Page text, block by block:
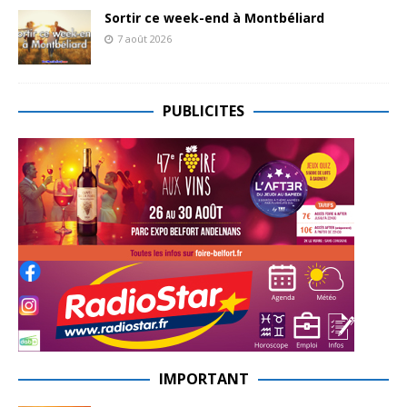
Sortir ce week-end à Montbéliard
7 août 2026
PUBLICITES
IMPORTANT